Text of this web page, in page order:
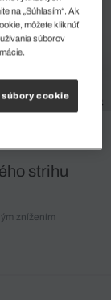
strihu
znížením
na „Súhlasím“. Ak
môžete kliknúť
súborov
cookie